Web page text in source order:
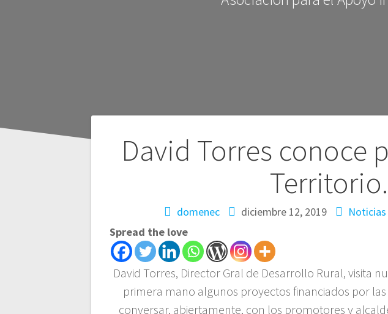
David Torres conoce
Territorio.
domenec diciembre 12, 2019 Noticias
Spread the love
David Torres, Director Gral de Desarrollo Rural, visita
primera mano algunos proyectos financiados por
conversar, abiertamente, con los promotores y
Navegación
entradas